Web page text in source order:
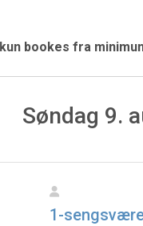
bookes fra
Søndag 9.
1-